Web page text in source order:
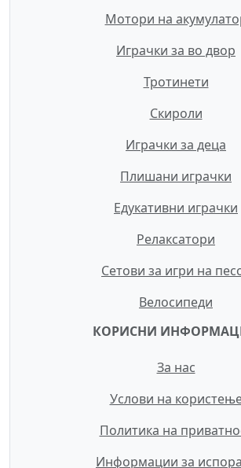
Мотори на
Играчки за во двор
Тротинети
Скироли
Играчки за деца
Плишани играчки
Едукативни играчки
Релаксатори
Сетови за игри на
Велосипеди
КОРИСНИ
За нас
Услови на
Политика на
Информации за